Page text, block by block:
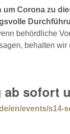
um Corona zu
behördliche
behalten wir
ab sofort
en/events/s14-